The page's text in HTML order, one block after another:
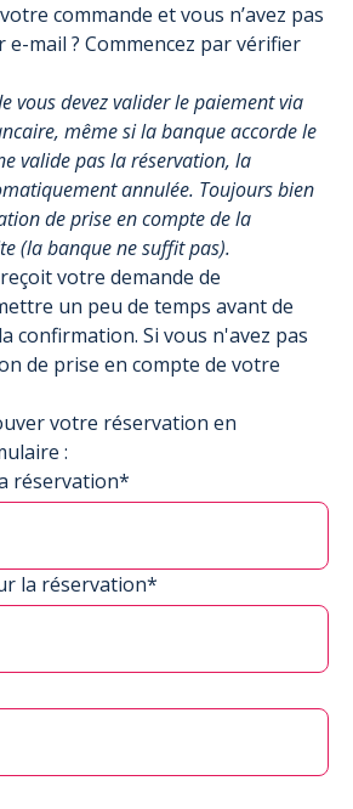
commande et vous n’avez pas
e-mail ? Commencez par vérifier
vous devez valider le paiement via
même si la banque accorde le
valide pas la réservation, la
annulée. Toujours bien
de prise en compte de la
(la banque ne suffit pas).
votre demande de
un peu de temps avant de
confirmation. Si vous n'avez pas
de prise en compte de votre
votre réservation en
:
réservation*
la réservation*